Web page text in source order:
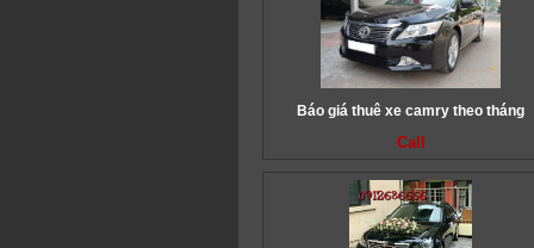
Báo giá thuê xe camry theo tháng
Call